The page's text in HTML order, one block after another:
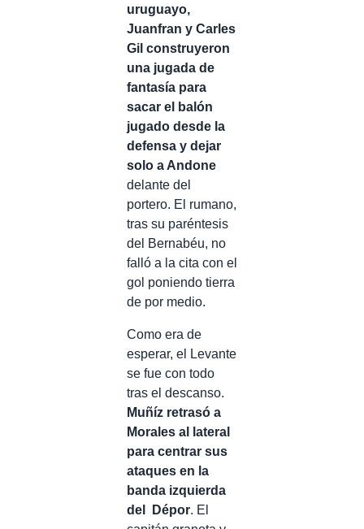
uruguayo,
Juanfran y Carles
Gil construyeron
una jugada de
fantasía para
sacar el balón
jugado desde la
defensa y dejar
solo a Andone
delante del
portero. El rumano,
tras su paréntesis
del Bernabéu, no
falló a la cita con el
gol poniendo tierra
de por medio.
Como era de
esperar, el Levante
se fue con todo
tras el descanso.
Muñíz retrasó a
Morales al lateral
para centrar sus
ataques en la
banda izquierda
del Dépor. El